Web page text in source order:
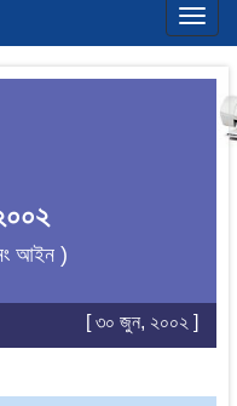
আইন )
[ ৩০ জুন, ২০০২ ]